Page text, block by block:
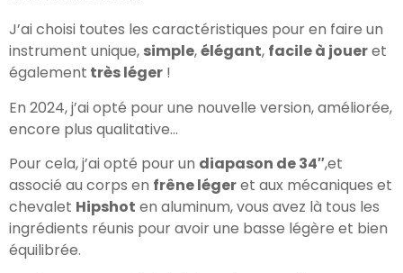
J’ai choisi toutes les caractéristiques pour en faire un
instrument unique, simple,élégant, facile à joueret
également très léger !
En 2024, j’ai opté pour une nouvelle version, améliorée,
encore plus qualitative…
Pour cela, j’ai opté pour un diapason de 34″,et
associé au corps en frêne légeret aux mécaniques et
chevalet Hipshot en aluminum, vous avez là tous les
ingrédients réunis pour avoir une basse légère et bien
équilibrée.